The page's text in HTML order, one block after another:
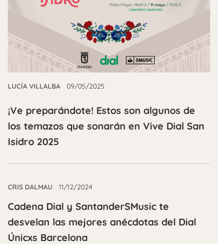
LUCÍA VILLALBA 09/05/2025
¡Ve preparándote! Estos son algunos de
los temazos que sonarán en Vive Dial San
Isidro 2025
CRIS DALMAU 11/12/2024
Cadena Dial y SantanderSMusic te
desvelan las mejores anécdotas del Dial
Únicxs Barcelona